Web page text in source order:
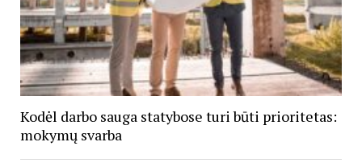
Kodėl darbo sauga statybose turi būti prioritetas:
mokymų svarba